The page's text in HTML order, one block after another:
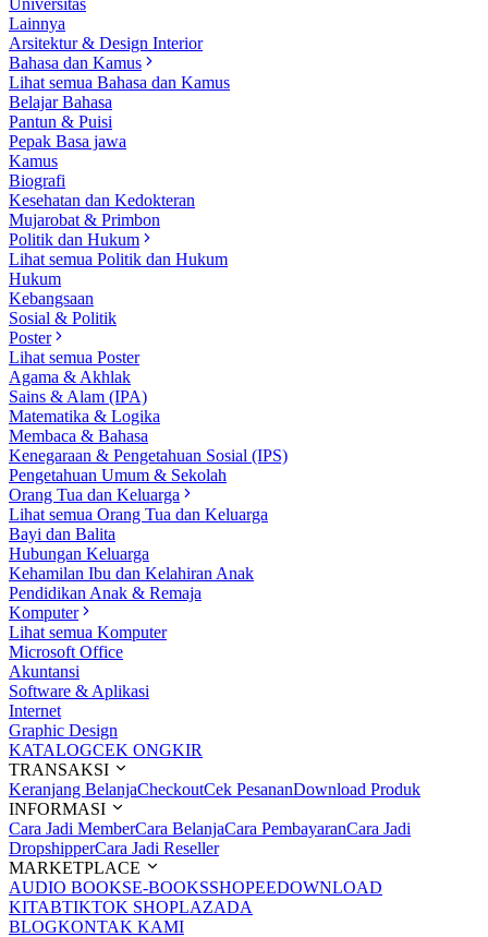
Universitas
Lainnya
Arsitektur & Design Interior
Bahasa dan Kamus
Lihat semua Bahasa dan Kamus
Belajar Bahasa
Pantun & Puisi
Pepak Basa jawa
Kamus
Biografi
Kesehatan dan Kedokteran
Mujarobat & Primbon
Politik dan Hukum
Lihat semua Politik dan Hukum
Hukum
Kebangsaan
Sosial & Politik
Poster
Lihat semua Poster
Agama & Akhlak
Sains & Alam (IPA)
Matematika & Logika
Membaca & Bahasa
Kenegaraan & Pengetahuan Sosial (IPS)
Pengetahuan Umum & Sekolah
Orang Tua dan Keluarga
Lihat semua Orang Tua dan Keluarga
Bayi dan Balita
Hubungan Keluarga
Kehamilan Ibu dan Kelahiran Anak
Pendidikan Anak & Remaja
Komputer
Lihat semua Komputer
Microsoft Office
Akuntansi
Software & Aplikasi
Internet
Graphic Design
KATALOGCEK ONGKIR
TRANSAKSI
Keranjang BelanjaCheckoutCek PesananDownload Produk
INFORMASI
Cara Jadi MemberCara BelanjaCara PembayaranCara Jadi
DropshipperCara Jadi Reseller
MARKETPLACE
AUDIO BOOKSE-BOOKSSHOPEEDOWNLOAD
KITABTIKTOK SHOPLAZADA
BLOGKONTAK KAMI